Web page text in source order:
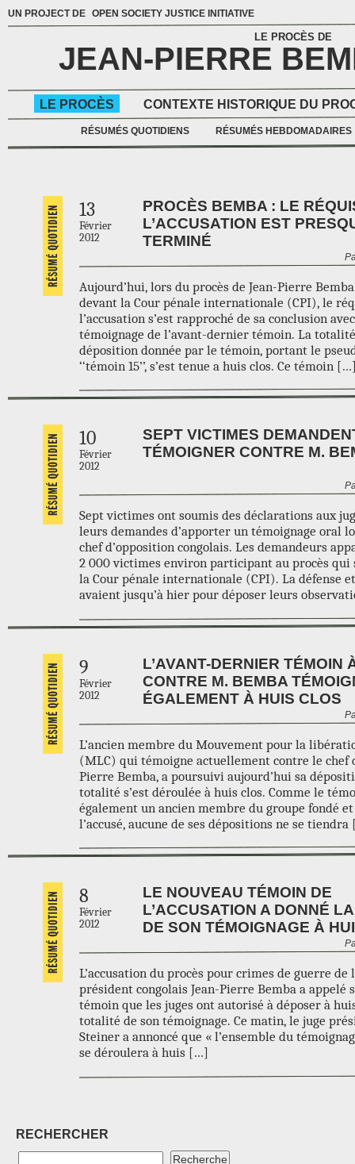
UN PROJECT DE OPEN SOCIETY JUSTICE INITIATIVE
LE PROCÈS DE
JEAN-PIERRE
LE PROCÈS CONTEXTE HISTORIQUE DU
RÉSUMÉS QUOTIDIENS RÉSUMÉS HEBDOMADAIRES
13
Février
2012
PROCÈS BEMBA : LE
L’ACCUSATION EST
TERMINÉ
Aujourd’hui, lors du procès de Jean-Pierre
devant la Cour pénale internationale (CPI), le
l’accusation s’est rapproché de sa conclusion
témoignage de l’avant-dernier témoin. La
déposition donnée par le témoin, portant le
‘‘témoin 15’’, s’est tenue a huis clos. Ce témoin
10
Février
2012
SEPT VICTIMES
TÉMOIGNER CONTRE M.
Sept victimes ont soumis des déclarations aux
leurs demandes d’apporter un témoignage oral
chef d’opposition congolais. Les demandeurs
2 000 victimes environ participant au procès qui
la Cour pénale internationale (CPI). La défense
avaient jusqu’à hier pour déposer leurs
9
Février
2012
L’AVANT-DERNIER TÉMOIN
CONTRE M. BEMBA
ÉGALEMENT À HUIS CLOS
L’ancien membre du Mouvement pour la
(MLC) qui témoigne actuellement contre le chef
Pierre Bemba, a poursuivi aujourd’hui sa
totalité s’est déroulée à huis clos. Comme le
également un ancien membre du groupe fondé
l’accusé, aucune de ses dépositions ne se
8
Février
2012
LE NOUVEAU TÉMOIN DE
L’ACCUSATION A DONNÉ
DE SON TÉMOIGNAGE À
L’accusation du procès pour crimes de guerre de
président congolais Jean-Pierre Bemba a appelé
témoin que les juges ont autorisé à déposer à
totalité de son témoignage. Ce matin, le juge
Steiner a annoncé que « l’ensemble du
se déroulera à huis […]
RECHERCHER